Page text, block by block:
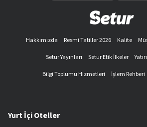
Hakkımızda Resmi Tatiller 2026 Kalite
Setur Yayınları
Setur Etik İlkeler
Bilgi Toplumu Hizmetleri
İşlem Rehberi
Yurt İçi Oteller